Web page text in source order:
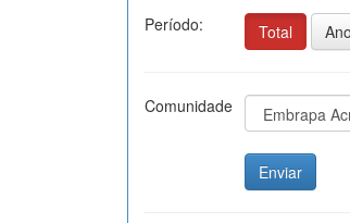
Período: Total Ano
Comunidade